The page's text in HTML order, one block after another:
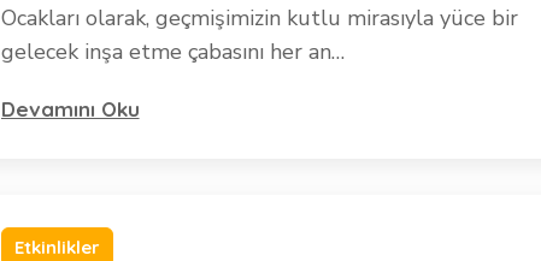
Ocakları olarak, geçmişimizin kutlu mirasıyla yüce bir
gelecek inşa etme çabasını her an…
Devamını Oku
Etkinlikler